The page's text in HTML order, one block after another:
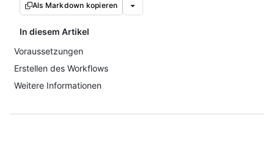
Als Markdown kopieren
In diesem Artikel
Voraussetzungen
Erstellen des Workflows
Weitere Informationen